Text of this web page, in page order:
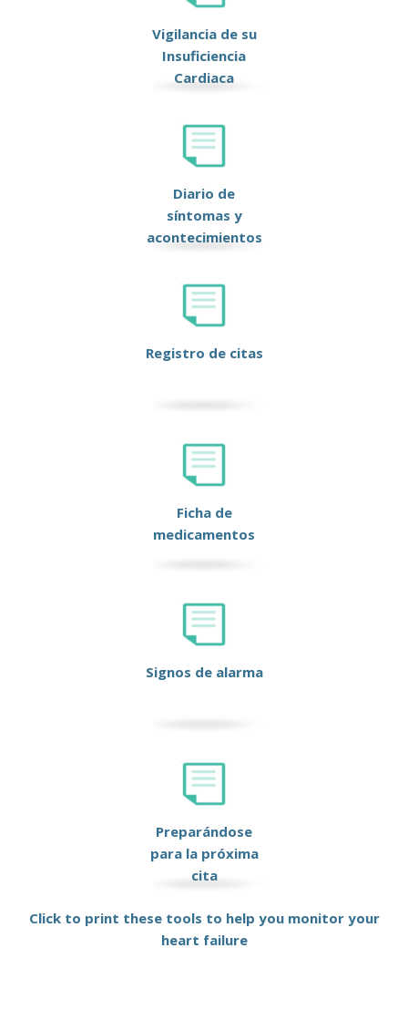
Vigilancia de su
Insuficiencia
Cardiaca
Diario de
síntomas y
acontecimientos
Registro de citas
Ficha de
medicamentos
Signos de alarma
Preparándose
para la próxima
cita
Click to print these tools to help you monitor your
heart failure